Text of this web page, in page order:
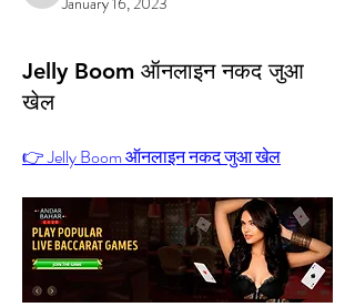
Jelly Boom ऑनलाइन नकद जुआ
खेल
👉 Jelly Boom ऑनलाइन नकद जुआ खेल